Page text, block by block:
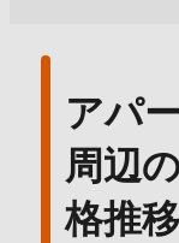
アパ
周辺
格推